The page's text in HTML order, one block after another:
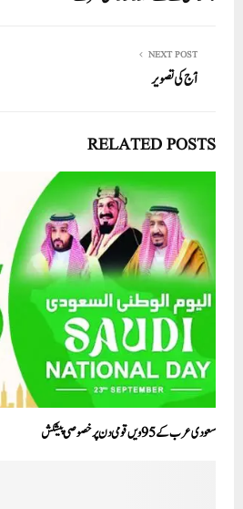
pp
NEXT POST
آج کی تصویر
RELATED POSTS
سعودی عرب کے 95ویں قومی دن پر خصوصی پیشکش